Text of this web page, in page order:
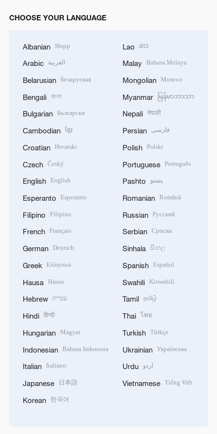
CHOOSE YOUR LANGUAGE
Albanian Shqip
Arabic العربية
Belarusian Беларуская
Bengali বাংলা
Bulgarian Български
Cambodian ខ្មែរ
Croatian Hrvatski
Czech Český
English English
Esperanto Esperanto
Filipino Filipino
French Français
German Deutsch
Greek Ελληνικά
Hausa Hausa
Hebrew עברית
Hindi हिन्दी
Hungarian Magyar
Indonesian Bahasa Indonesia
Italian Italiano
Japanese 日本語
Korean 한국어
Lao ລາວ
Malay Bahasa Melayu
Mongolian Монгол
Myanmar မြန်မာဘာသာ
Nepali नेपाली
Persian فارسی
Polish Polski
Portuguese Português
Pashto پښتو
Romanian Română
Russian Русский
Serbian Српски
Sinhala සිංහල
Spanish Español
Swahili Kiswahili
Tamil தமிழ்
Thai ไทย
Turkish Türkçe
Ukrainian Українська
Urdu اردو
Vietnamese Tiếng Việt